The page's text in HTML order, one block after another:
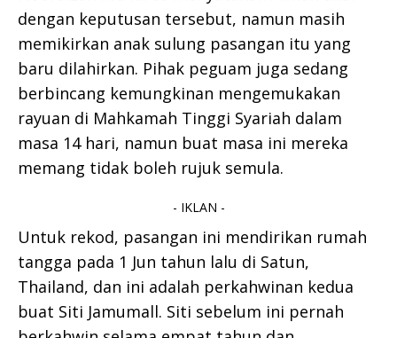
dengan keputusan tersebut, namun masih
memikirkan anak sulung pasangan itu yang
baru dilahirkan. Pihak peguam juga sedang
berbincang kemungkinan mengemukakan
rayuan di Mahkamah Tinggi Syariah dalam
masa 14 hari, namun buat masa ini mereka
memang tidak boleh rujuk semula.
- IKLAN -
Untuk rekod, pasangan ini mendirikan rumah
tangga pada 1 Jun tahun lalu di Satun,
Thailand, dan ini adalah perkahwinan kedua
buat Siti Jamumall. Siti sebelum ini pernah